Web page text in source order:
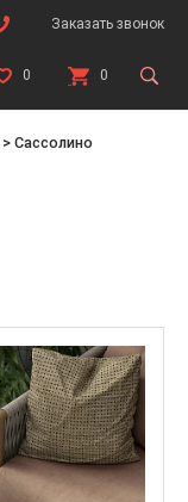
Заказать звонок
0 0
> Сассолино